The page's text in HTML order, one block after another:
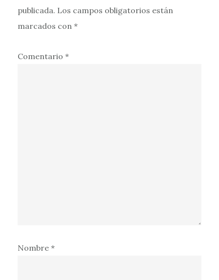
publicada. Los campos obligatorios están
marcados con *
Comentario *
Nombre *